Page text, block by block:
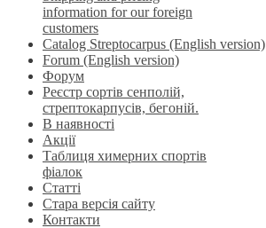
information for our foreign
customers
Catalog Streptocarpus (English version)
Forum (English version)
Форум
Реєстр сортів сенполій,
стрептокарпусів, бегоній.
В наявності
Акції
Таблиця химерних спортів
фіалок
Статті
Стара версія сайту
Контакти